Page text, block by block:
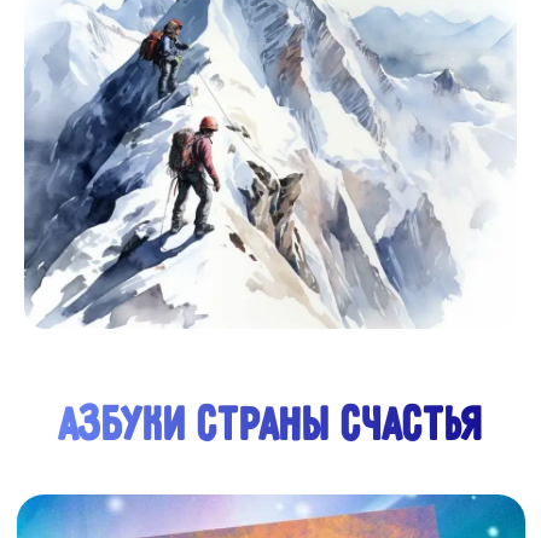
Сибири. Поучаствовав вместе с Ваней и Варей в их
весёлых приключениях, ты узнаешь много нового
об этом чудесном крае, о его природе, реках и
праздниках и сказках!
АЗБУКА СИБИРИ